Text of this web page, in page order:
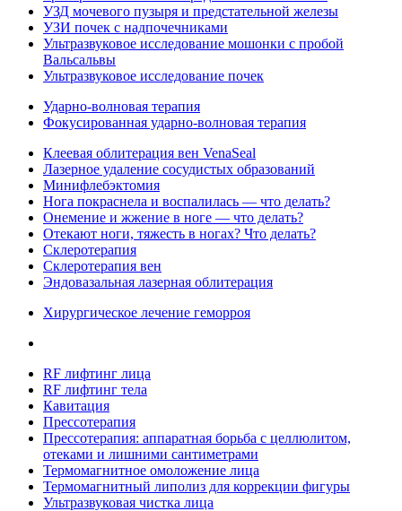
УЗД мочевого пузыря и предстательной железы
УЗИ почек с надпочечниками
Ультразвуковое исследование мошонки с пробой
Вальсальвы
Ультразвуковое исследование почек
Ударно-волновая терапия
Фокусированная ударно-волновая терапия
Клеевая облитерация вен VenaSeal
Лазерное удаление сосудистых образований
Минифлебэктомия
Нога покраснела и воспалилась — что делать?
Онемение и жжение в ноге — что делать?
Отекают ноги, тяжесть в ногах? Что делать?
Склеротерапия
Склеротерапия вен
Эндовазальная лазерная облитерация
Хирургическое лечение геморроя
RF лифтинг лица
RF лифтинг тела
Кавитация
Прессотерапия
Прессотерапия: аппаратная борьба с целлюлитом,
отеками и лишними сантиметрами
Термомагнитное омоложение лица
Термомагнитный липолиз для коррекции фигуры
Ультразвуковая чистка лица